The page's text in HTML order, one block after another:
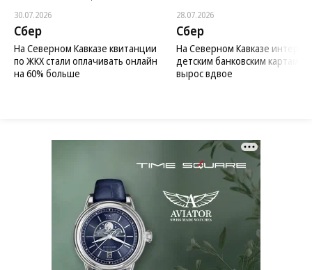
30.07.2026
Сбер
На Северном Кавказе квитанции
по ЖКХ стали оплачивать онлайн
на 60% больше
28.07.2026
Сбер
На Северном Кавказе интерес
детским банковским картам
вырос вдвое